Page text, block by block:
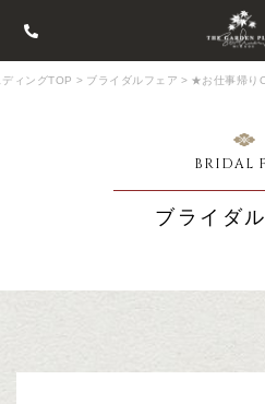
ィングTOP > ブライダルフェア > ★お仕事帰り
BRIDAL
ブライダ